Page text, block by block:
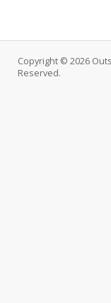
Copyright © 2026
Reserved.